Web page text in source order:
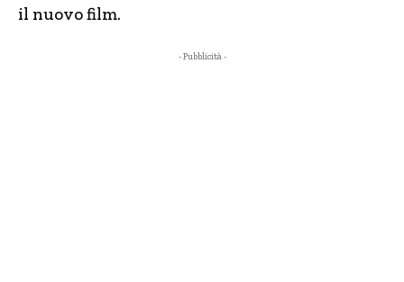
il nuovo film.
- Pubblicità -